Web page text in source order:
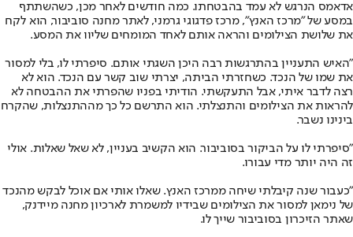
אדאמס הנרגש לא עמד בהבטחתו. כמה חודשים לאחר מכן, כשהשתתף
במסע של "מרכז האנץ", מרכז פדגוגי גרמני, לאתר מחנה סוביבור, הוא לקח
את שלושת הצילומים והראה אותם לאחד המומחים שליוו את המסע.
"האיש התעניין בהתרגשות רבה היכן השגתי אותם. סיפרתי לו, בלי למסור
את שמו של הנכד. כשחזרתי הביתה, יצרתי שוב קשר עם הנכד. הוא לא
רצה לדבר איתי, אבל התעקשתי. הודיתי בפניו שהפרתי את ההבטחה לא
להראות את הצילומים והתנצלתי. הוא התרשם כל כך מההתנצלות, שהקרח
בינינו נשבר.
"סיפרתי לו על הביקור בסוביבור. הוא הקשיב בעניין, לא שאל שאלות. אולי
זה היה יותר מדי עבורו.
"כעבור שנה קיבלתי שיחה ממרכז האנץ. שאלו אותי אם אוכל לבקש מהנכד
של נימאן למסור את הצילומים שבידיו למשמרת לארכיון מחנה מיידנק,
שאתר הזיכרון בסוביבור שייך לו.